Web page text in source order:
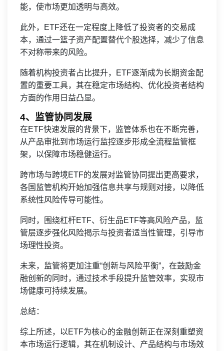
能，使市场更加透明与高效。
此外，ETF还在一定程度上降低了投资者的交易成
本，通过一篮子资产配置替代个股选择，减少了信息
不对称带来的风险。
随着机构投资者占比提升，ETF逐渐成为长期资金配
置的重要工具，其在稳定市场结构、优化投资者结构
方面的作用日益凸显。
4、监管协同发展
在ETF快速发展的背景下，监管体系也在不断完善，
从产品审批到市场运行监控逐步形成全流程监管框
架，以保障市场稳健运行。
跨市场与跨境ETF的发展对监管协同提出更高要求，
各国监管机构开始加强信息共享与规则对接，以降低
系统性风险传导可能性。
同时，围绕杠杆ETF、衍生品ETF等高风险产品，监
管层逐步强化风险揭示与投资者适当性管理，引导市
场理性投资。
未来，监管将更加注重“创新与风险平衡”，在鼓励金
融创新的同时，通过技术手段提升监管效率，实现市
场健康可持续发展。
总结：
综上所述，以ETF为核心的金融创新正在深刻重塑资
本市场运行逻辑，其在机制设计、产品结构与市场效